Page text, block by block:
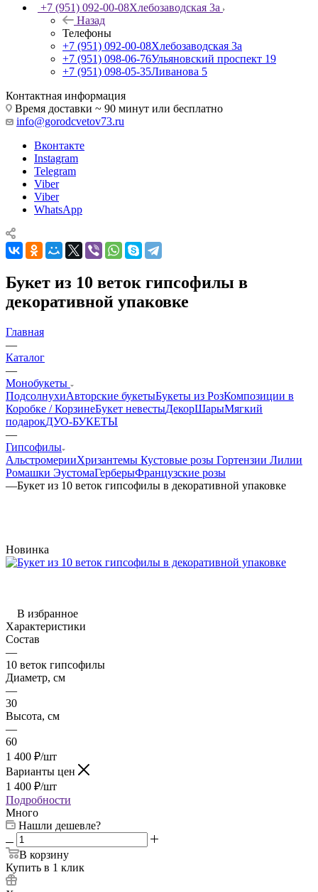
+7 (951) 092-00-08Хлебозаводская 3а
Назад
Телефоны
+7 (951) 092-00-08Хлебозаводская 3а
+7 (951) 098-06-76Ульяновский проспект 19
+7 (951) 098-05-35Ливанова 5
Контактная информация
Время доставки ~ 90 минут или бесплатно
info@gorodcvetov73.ru
Вконтакте
Instagram
Telegram
Viber
Viber
WhatsApp
Букет из 10 веток гипсофилы в
декоративной упаковке
Главная
—
Каталог
—
Монобукеты
ПодсолнухиАвторские букетыБукеты из РозКомпозиции в
Коробке / КорзинеБукет невестыДекорШарыМягкий
подарокДУО-БУКЕТЫ
—
Гипсофилы
АльстромерииХризантемы Кустовые розы Гортензии Лилии
Ромашки ЭустомаГерберыФранцузские розы
—Букет из 10 веток гипсофилы в декоративной упаковке
Новинка
В избранное
Характеристики
Состав
—
10 веток гипсофилы
Диаметр, см
—
30
Высота, см
—
60
1 400 ₽/шт
Варианты цен
1 400 ₽/шт
Подробности
Много
Нашли дешевле?
В корзину
Купить в 1 клик